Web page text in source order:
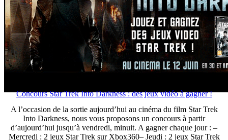
Concours Star Trek Into Darkness : des jeux vidéo à gagner !
A l’occasion de la sortie aujourd’hui au cinéma du film Star Trek
Into Darkness, nous vous proposons un concours à partir
d’aujourd’hui jusqu’à vendredi, minuit. A gagner chaque jour : –
Mercredi : 2 jeux Star Trek sur Xbox360– Jeudi : 2 jeux Star Trek